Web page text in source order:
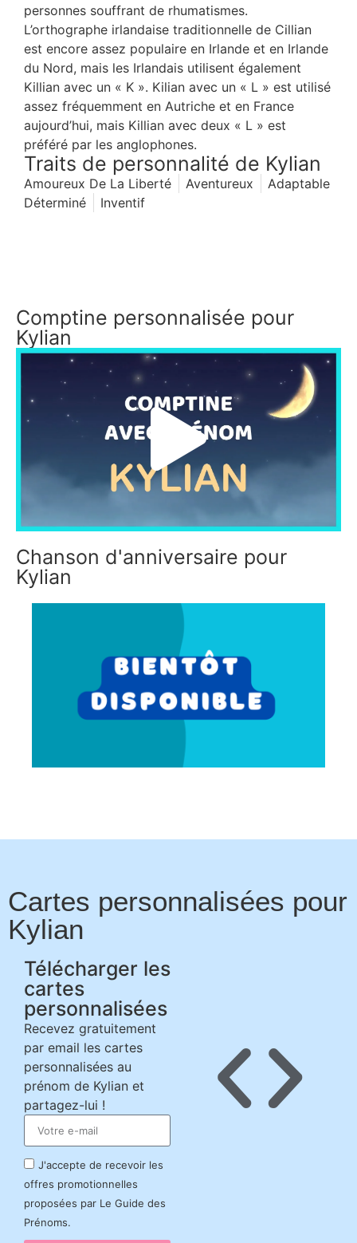
personnes souffrant de rhumatismes.
L’orthographe irlandaise traditionnelle de Cillian
est encore assez populaire en Irlande et en Irlande
du Nord, mais les Irlandais utilisent également
Killian avec un « K ». Kilian avec un « L » est utilisé
assez fréquemment en Autriche et en France
aujourd’hui, mais Killian avec deux « L » est
préféré par les anglophones.
Traits de personnalité de Kylian
Amoureux De La Liberté Aventureux
Adaptable
Déterminé
Inventif
Comptine personnalisée pour
Kylian
Chanson d'anniversaire pour
Kylian
Cartes personnalisées pour
Kylian
Télécharger les
cartes
personnalisées
Recevez gratuitement
par email les cartes
personnalisées au
prénom de Kylian et
partagez-lui !
J'accepte de recevoir les
offres promotionnelles
proposées par Le Guide des
Prénoms.